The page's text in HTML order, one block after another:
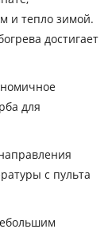
и тепло зимой.
достигает
для
с пульта